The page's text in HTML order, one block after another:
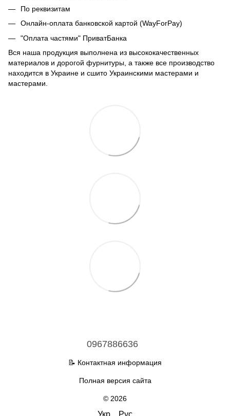
По реквизитам
Онлайн-оплата банковской картой (WayForPay)
"Оплата частями" ПриватБанка
Вся наша продукция выполнена из высококачественных
материалов и дорогой фурнитуры, а также все производство
находится в Украине и сшито Украинскими мастерами и
мастерами.
0967886636
📝 Контактная информация
Полная версия сайта
© 2026
Укр Рус